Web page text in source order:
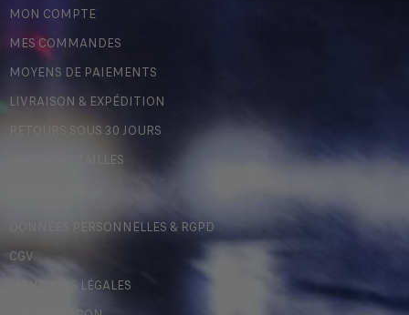
MON COMPTE
MES COMMANDES
MOYENS DE PAIEMENTS
LIVRAISON & EXPÉDITION
RETOURS SOUS 30 JOURS
GUIDE DES TAILLES
DONNÉES PERSONNELLES & RGPD
CGV
MENTIONS LÉGALES